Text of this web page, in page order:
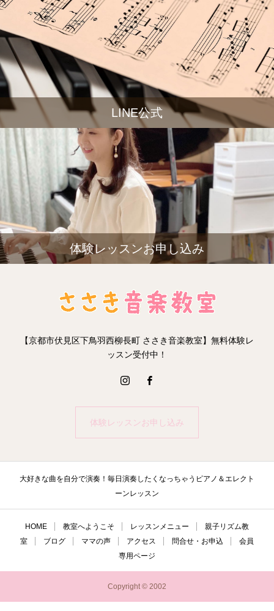
LINE公式
体験レッスンお申し込み
【京都市伏見区下鳥羽西柳長町 ささき音楽教室】無料体験レ
ッスン受付中！
体験レッスンお申し込み
大好きな曲を自分で演奏！毎日演奏したくなっちゃうピアノ＆エレクト
ーンレッスン
HOME 教室へようこそ レッスンメニュー
親子リズム教
室
ブログ ママの声 アクセス 問合せ・お申込
会員
専用ページ
Copyright © 2002